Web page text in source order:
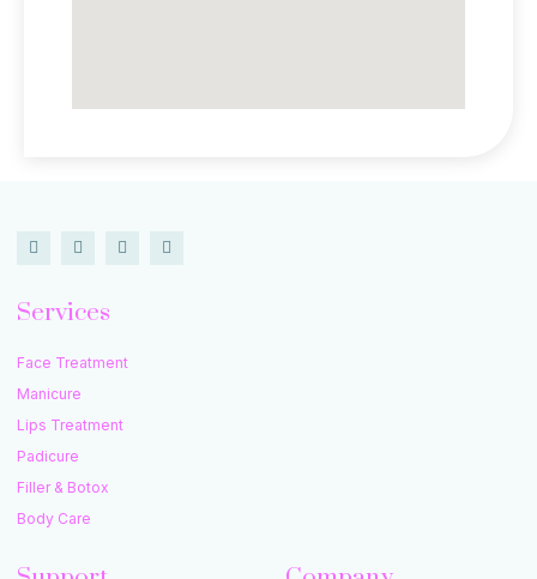
Services
Face Treatment
Manicure
Lips Treatment
Padicure
Filler & Botox
Body Care